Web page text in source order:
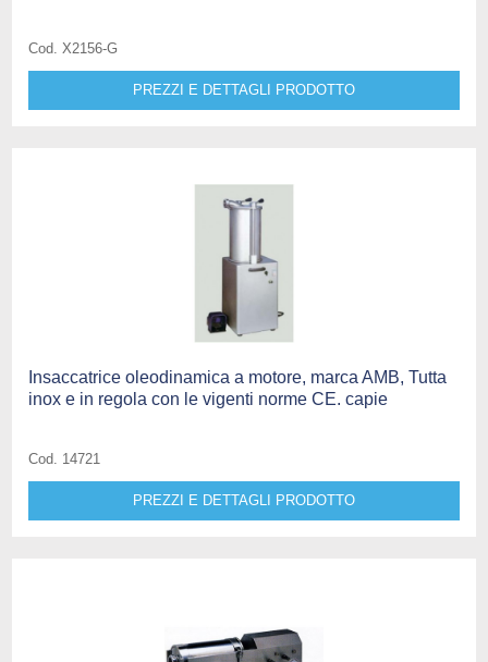
Cod. X2156-G
PREZZI E DETTAGLI PRODOTTO
Insaccatrice oleodinamica a motore, marca AMB, Tutta
inox e in regola con le vigenti norme CE. capie
Cod. 14721
PREZZI E DETTAGLI PRODOTTO